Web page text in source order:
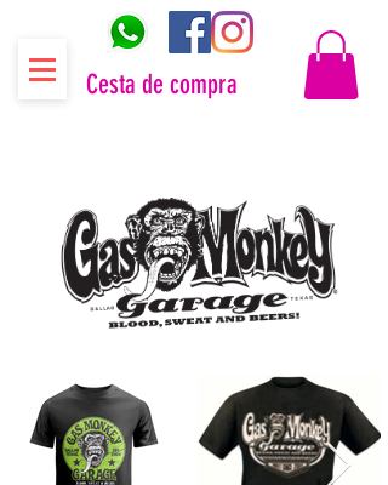
Cesta de compra